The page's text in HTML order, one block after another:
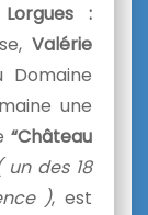
:
Valérie
une
“Château
un des 18
), est